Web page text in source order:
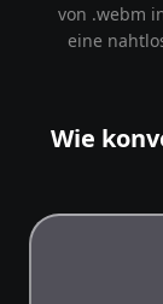
von .webm
eine
Wie